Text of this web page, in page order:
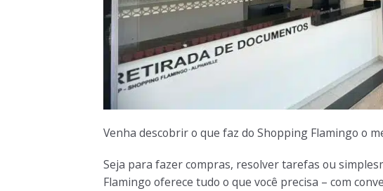
Venha descobrir o que faz do Shopping Flamingo o
Seja para fazer compras, resolver tarefas ou
Flamingo oferece tudo o que você precisa – com